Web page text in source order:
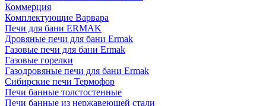
Коммерция
Комплектующие Варвара
Печи для бани ERMAK
Дровяные печи для бани Ermak
Газовые печи для бани Ermak
Газовые горелки
Газодровяные печи для бани Ermak
Сибирские печи Термофор
Печи банные толстостенные
Печи банные из нержавеющей стали